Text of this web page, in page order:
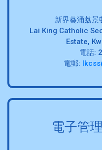
新界葵涌荔景
Lai King Catholic
Estate,
電話:
電郵:
電子管